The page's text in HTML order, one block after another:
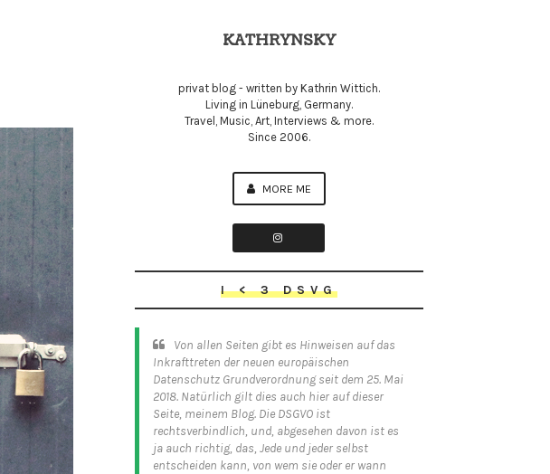
KATHRYNSKY
privat blog - written by Kathrin Wittich.
Living in Lüneburg, Germany.
Travel, Music, Art, Interviews & more.
Since 2006.
MORE ME
I < 3 DSVG
Von allen Seiten gibt es Hinweisen auf das
Inkrafttreten der neuen europäischen
Datenschutz Grundverordnung seit dem 25. Mai
2018. Natürlich gilt dies auch hier auf dieser
Seite, meinem Blog. Die DSGVO ist
rechtsverbindlich, und, abgesehen davon ist es
ja auch richtig, das, Jede und jeder selbst
entscheiden kann, von wem sie oder er wann